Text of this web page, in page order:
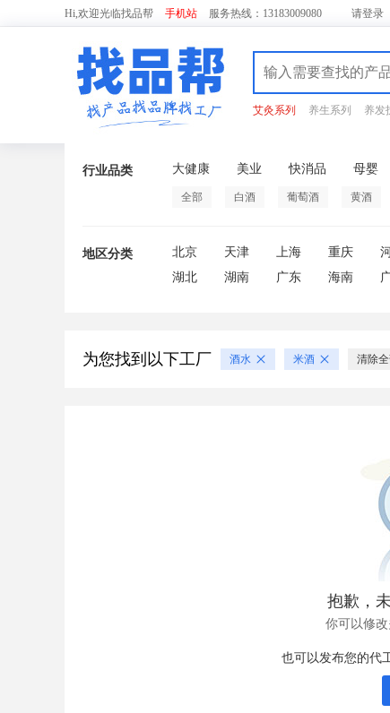
Hi,欢迎光临找品帮 手机站 服务热线：13183009080 请登录
艾灸系列 养生系列 养发
行业品类 大健康 美业 快消品 母婴
全部 白酒 葡萄酒 黄酒
地区分类 北京 天津 上海 重庆
湖北
湖南 广东 海南
为您找到以下工厂 酒水 米酒 清除
抱歉，
你可以修
也可以发布您的代